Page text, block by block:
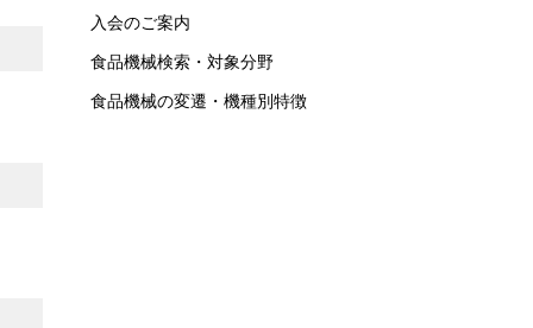
入会のご案内
食品機械検索・対象分野
食品機械の変遷・機種別特徴